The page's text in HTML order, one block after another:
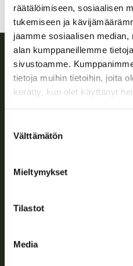
räätälöimiseen, sosiaalisen
tukemiseen ja
jaamme sosiaalisen
alan kumppaneillemme
sivustoamme.
tietoja muihin tietoihin, joita
kerätty, kun olet käyttänyt
valinta
Välttämätön
Mieltymykset
Tilastot
Media
Suomen riistakeskus
toimeenpanosta sekä vastaa
hallintotehtävistä.
asiakaspalvelu@riista.fi